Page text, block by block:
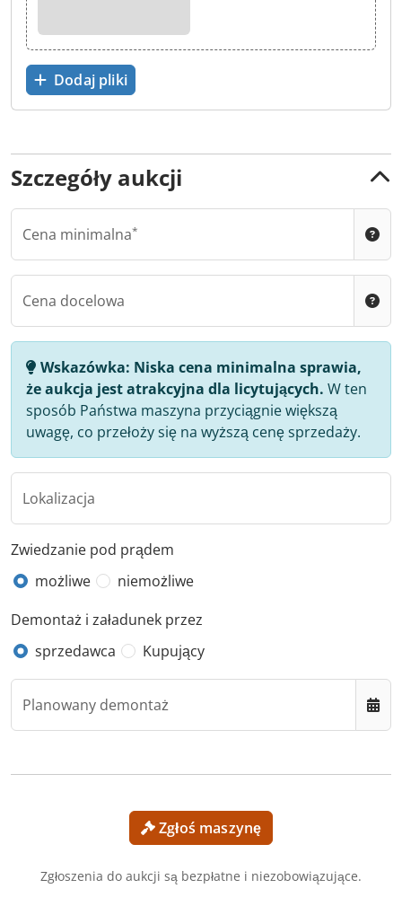
Dodaj pliki
Szczegóły aukcji
Cena minimalna
Cena docelowa
Wskazówka: Niska cena minimalna sprawia,
że aukcja jest atrakcyjna dla licytujących. W ten
sposób Państwa maszyna przyciągnie większą
uwagę, co przełoży się na wyższą cenę sprzedaży.
Lokalizacja
Zwiedzanie pod prądem
możliwe
niemożliwe
Demontaż i załadunek przez
sprzedawca
Kupujący
Planowany demontaż
Zgłoś maszynę
Zgłoszenia do aukcji są bezpłatne i niezobowiązujące.